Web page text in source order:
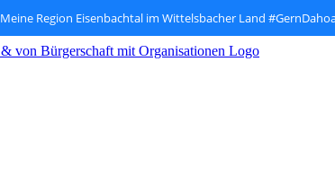
Meine Region Eisenbachtal im Wittelsbacher Land